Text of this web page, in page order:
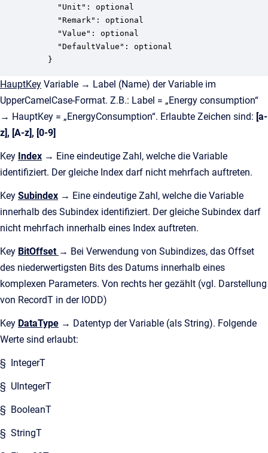
      "Unit": optional
      "Remark": optional
      "Value": optional
      "DefaultValue": optional
    }
HauptKey Variable → Label (Name) der Variable im
UpperCamelCase-Format. Z.B.: Label = „Energy consumption“
→ HauptKey = „EnergyConsumption“. Erlaubte Zeichen sind: [a-
z], [A-z], [0-9]
Key Index → Eine eindeutige Zahl, welche die Variable
identifiziert. Der gleiche Index darf nicht mehrfach auftreten.
Key Subindex → Eine eindeutige Zahl, welche die Variable
innerhalb des Subindex identifiziert. Der gleiche Subindex darf
nicht mehrfach innerhalb eines Index auftreten.
Key BitOffset → Bei Verwendung von Subindizes, das Offset
des niederwertigsten Bits des Datums innerhalb eines
komplexen Parameters. Von rechts her gezählt (vgl. Darstellung
von RecordT in der IODD)
Key DataType → Datentyp der Variable (als String). Folgende
Werte sind erlaubt:
§ IntegerT
§ UIntegerT
§ BooleanT
§ StringT